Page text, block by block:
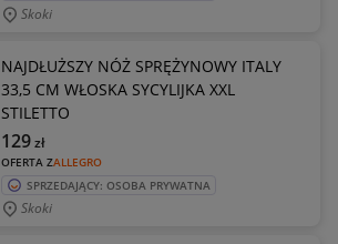
Skoki
NAJDŁUŻSZY NÓŻ SPRĘŻYNOWY ITALY
33,5 CM WŁOSKA SYCYLIJKA XXL
STILETTO
OFERTA ZALLEGRO
129zł
SPRZEDAJĄCY: OSOBA PRYWATNA
Skoki